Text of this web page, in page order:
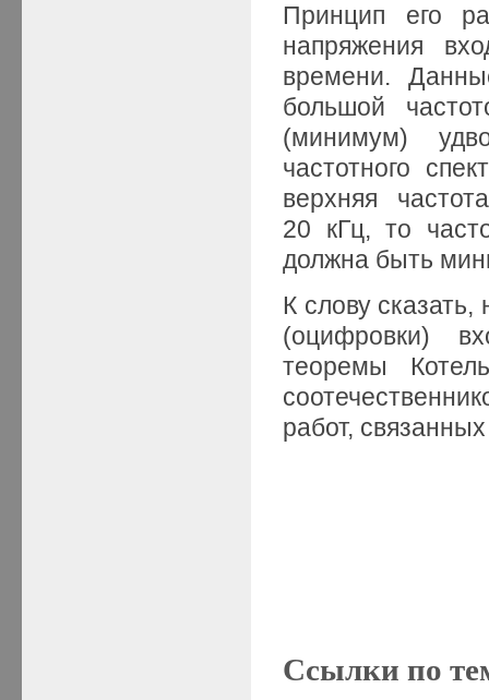
Принцип его
напряжения
времени.
большой
(минимум)
частотного
верхняя
20 кГц, то
должна быть
К слову
(оцифровки)
теоремы
работ,
Ссылки по